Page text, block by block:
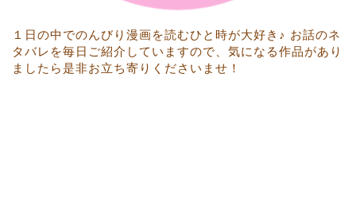
１日の中でのんびり漫画を読むひと時が大好き♪ お話のネ
タバレを毎日ご紹介していますので、気になる作品があり
ましたら是非お立ち寄りくださいませ！